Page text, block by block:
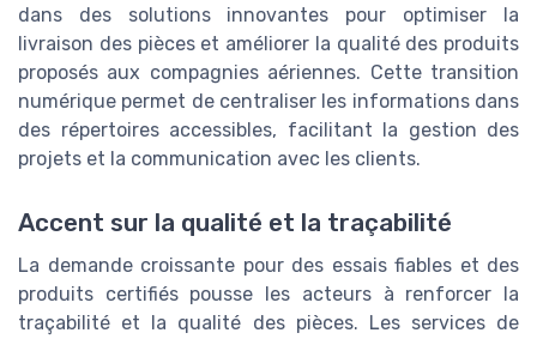
dans des solutions innovantes pour optimiser la
livraison des pièces et améliorer la qualité des produits
proposés aux compagnies aériennes. Cette transition
numérique permet de centraliser les informations dans
des répertoires accessibles, facilitant la gestion des
projets et la communication avec les clients.
Accent sur la qualité et la traçabilité
La demande croissante pour des essais fiables et des
produits certifiés pousse les acteurs à renforcer la
traçabilité et la qualité des pièces. Les services de